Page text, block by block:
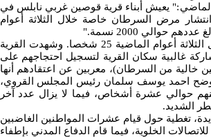
يعيش أبناء قرية قوصين غربي نابلس في
مرض السرطان خاصة خلال الثلاثة أعوام
حوالي 2000 نسمة."
وأضافت: وأصيب منهم( سكان القرية) بالمرض خلال الثلاثة أعوام الماضية 25 شخصا. وشهدت القرية
غالبية سكان القرية لتسجيل احتجاجهم على
خالية من السرطان)، معربين عن اعتقادهم أنها
احمد يوسف سلمان رئيس المجلس القروي،
توفي منهم حوالي عشرة أشخاص، فيما لا يزال عدد آخر
الشديد.
تغطية حول قيام عشرات المواطنين الغاضبين
الخلوية، فيما قام الدفاع المدني بإطفاء